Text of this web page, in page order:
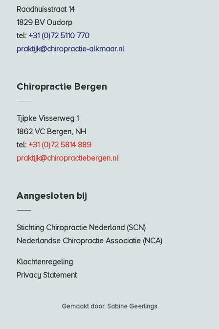
Raadhuisstraat 14
1829 BV Oudorp
tel: +31 (0)72 5110 770
praktijk@chiropractie-alkmaar.nl
Chiropractie Bergen
Tjipke Visserweg 1
1862 VC Bergen, NH
tel: +31 (0)72 5814 889
praktijk@chiropractiebergen.nl
Aangesloten bij
Stichting Chiropractie Nederland (SCN)
Nederlandse Chiropractie Associatie (NCA)
Klachtenregeling
Privacy Statement
Gemaakt door: Sabine Geerlings